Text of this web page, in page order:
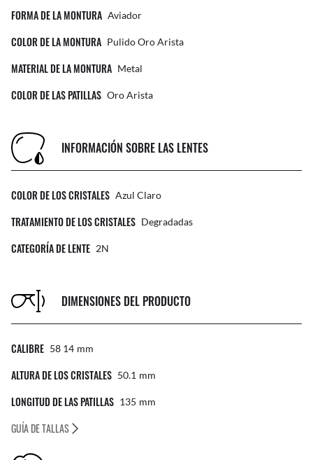
FORMA DE LA MONTURA Aviador
COLOR DE LA MONTURA Pulido Oro Arista
MATERIAL DE LA MONTURA Metal
COLOR DE LAS PATILLAS Oro Arista
INFORMACIÓN SOBRE LAS LENTES
COLOR DE LOS CRISTALES Azul Claro
TRATAMIENTO DE LOS CRISTALES Degradadas
CATEGORÍA DE LENTE 2N
DIMENSIONES DEL PRODUCTO
CALIBRE 58 14 Mm
ALTURA DE LOS CRISTALES 50.1 Mm
LONGITUD DE LAS PATILLAS 135 Mm
GUÍA DE TALLAS